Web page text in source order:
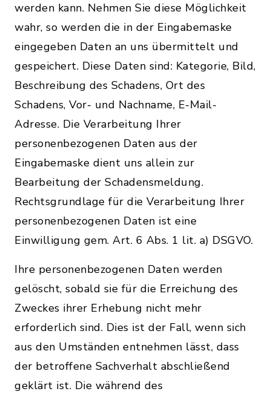
werden kann. Nehmen Sie diese Möglichkeit
wahr, so werden die in der Eingabemaske
eingegeben Daten an uns übermittelt und
gespeichert. Diese Daten sind: Kategorie, Bild,
Beschreibung des Schadens, Ort des
Schadens, Vor- und Nachname, E-Mail-
Adresse. Die Verarbeitung Ihrer
personenbezogenen Daten aus der
Eingabemaske dient uns allein zur
Bearbeitung der Schadensmeldung.
Rechtsgrundlage für die Verarbeitung Ihrer
personenbezogenen Daten ist eine
Einwilligung gem. Art. 6 Abs. 1 lit. a) DSGVO.
Ihre personenbezogenen Daten werden
gelöscht, sobald sie für die Erreichung des
Zweckes ihrer Erhebung nicht mehr
erforderlich sind. Dies ist der Fall, wenn sich
aus den Umständen entnehmen lässt, dass
der betroffene Sachverhalt abschließend
geklärt ist. Die während des